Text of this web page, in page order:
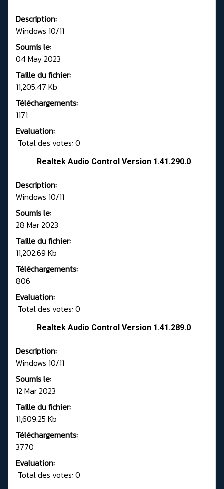
Description:
Windows 10/11
Soumis le:
04 May 2023
Taille du fichier:
11,205.47 Kb
Téléchargements:
1171
Evaluation:
Total des votes: 0
Realtek Audio Control Version 1.41.290.0
Description:
Windows 10/11
Soumis le:
28 Mar 2023
Taille du fichier:
11,202.69 Kb
Téléchargements:
806
Evaluation:
Total des votes: 0
Realtek Audio Control Version 1.41.289.0
Description:
Windows 10/11
Soumis le:
12 Mar 2023
Taille du fichier:
11,609.25 Kb
Téléchargements:
3770
Evaluation:
Total des votes: 0